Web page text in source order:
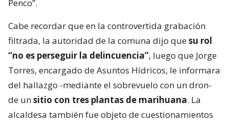
Penco”.
Cabe recordar que en la controvertida grabación
filtrada, la autoridad de la comuna dijo quesu rol
“no es perseguir la delincuencia”, luego que Jorge
Torres, encargado de Asuntos Hídricos, le informara
del hallazgo -mediante el sobrevuelo con un dron-
de unsitio con tres plantas de marihuana. La
alcaldesa también fue objeto de cuestionamientos